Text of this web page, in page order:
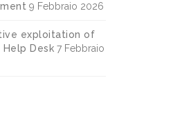
9 Febbraio 2026
exploitation of
Desk 7 Febbraio